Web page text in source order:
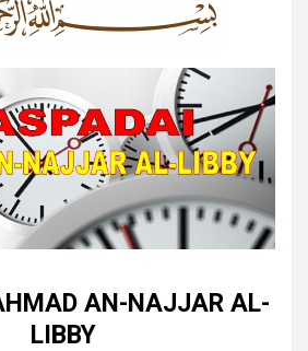
AN-NAJJAR AL-
LIBBY